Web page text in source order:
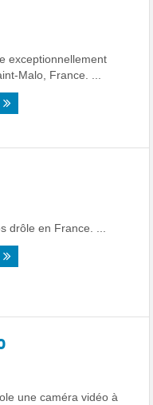
exceptionnellement
Malo, France. ...
drôle en France. ...
une caméra vidéo à